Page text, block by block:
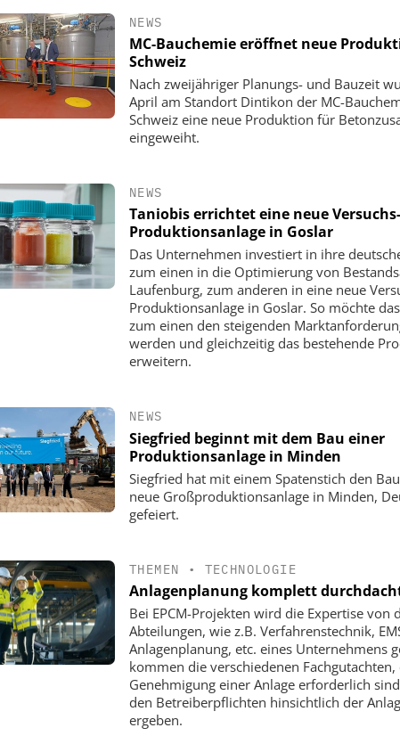
NEWS
MC-Bauchemie eröffnet neue
Schweiz
Nach zweijähriger Planungs- und Bauzeit
April am Standort Dintikon der MC-
Schweiz eine neue Produktion für
eingeweiht.
NEWS
Taniobis errichtet eine neue
Produktionsanlage in Goslar
Das Unternehmen investiert in ihre
zum einen in die Optimierung von
Laufenburg, zum anderen in eine neue
Produktionsanlage in Goslar. So möchte
zum einen den steigenden
werden und gleichzeitig das bestehende
erweitern.
NEWS
Siegfried beginnt mit dem Bau einer
Produktionsanlage in Minden
Siegfried hat mit einem Spatenstich den
neue Großproduktionsanlage in Minden,
gefeiert.
THEMEN • TECHNOLOGIE
Anlagenplanung komplett
Bei EPCM-Projekten wird die Expertise von
Abteilungen, wie z.B. Verfahrenstechnik,
Anlagenplanung, etc. eines Unternehmens
kommen die verschiedenen
Genehmigung einer Anlage erforderlich
den Betreiberpflichten hinsichtlich der
ergeben.
ZEPPELIN SYSTEMS GMBH
Sichere und hocheffiziente
Produktion von Batteriemassen
DIPL.-ING. WILHELM
Skalierbar vom